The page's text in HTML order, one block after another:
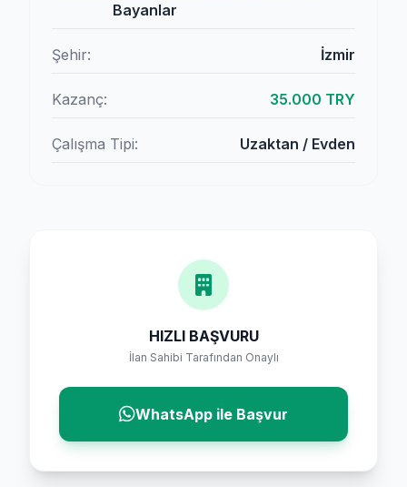
Bayanlar
Şehir: İzmir
Kazanç: 35.000 TRY
Çalışma Tipi: Uzaktan / Evden
HIZLI BAŞVURU
İlan Sahibi Tarafından Onaylı
WhatsApp ile Başvur